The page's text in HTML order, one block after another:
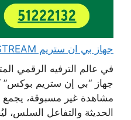
جهاز بي ان ستريم beIN STREAM الكويت مع اشتراك
في عالم الترفيه الرقمي
جهاز “بي إن ستريم بوكس”
مشاهدة غير مسبوقة، يجمع
الحديثة والتفاعل السلس،